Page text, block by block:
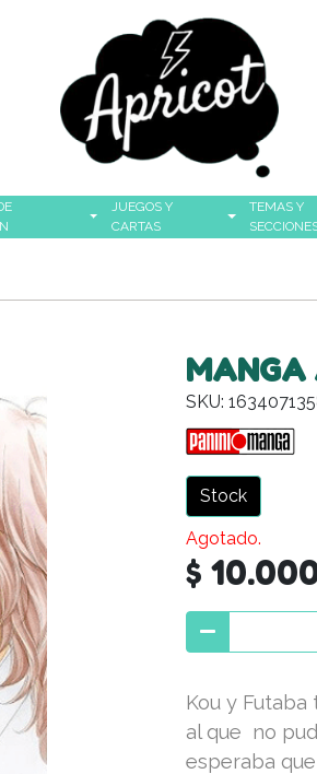
JUEGOS Y
CARTAS
TEMAS Y
MANGA
SKU:
Stock
Agotado.
$
Kou y
al que no
esperaba